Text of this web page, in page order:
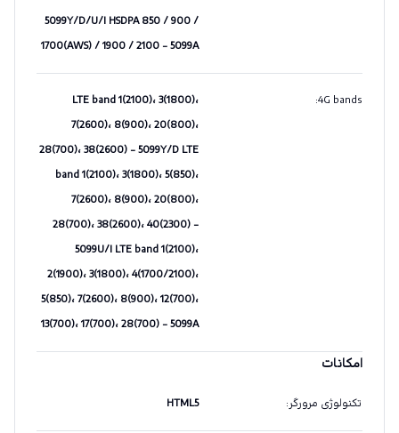
5099Y/D/U/I HSDPA 850 / 900 /
1700(AWS) / 1900 / 2100 - 5099A
4G bands
:
LTE band 1(2100)، 3(1800)،
7(2600)، 8(900)، 20(800)،
28(700)، 38(2600) - 5099Y/D LTE
band 1(2100)، 3(1800)، 5(850)،
7(2600)، 8(900)، 20(800)،
28(700)، 38(2600)، 40(2300) -
5099U/I LTE band 1(2100)،
2(1900)، 3(1800)، 4(1700/2100)،
5(850)، 7(2600)، 8(900)، 12(700)،
13(700)، 17(700)، 28(700) - 5099A
امکانات
تکنولوژی مرورگر:
HTML5